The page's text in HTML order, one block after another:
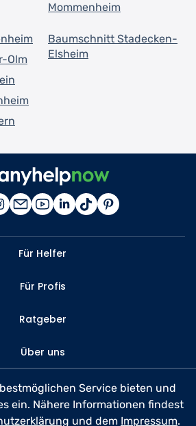
Mommenheim
Olm
Baumschnitt Stadecken-
Elsheim
Für Helfer
Für Profis
Ratgeber
Über uns
Kontakt
FAQ
Service bieten und
ein. Nähere Informationen findest
und dem Impressum.